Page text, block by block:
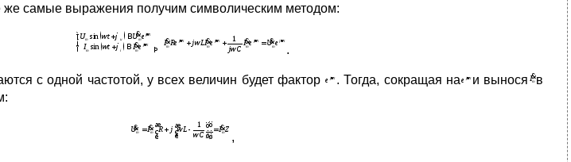
же самые выражения получим символическим методом:
.
с одной частотой, у всех величин будет фактор . Тогда, сокращая на и вынося
в
,